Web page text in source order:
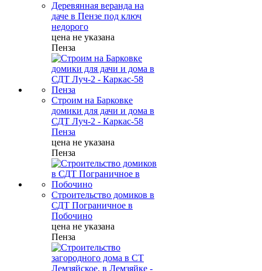
Деревянная веранда на
даче в Пензе под ключ
недорого
цена не указана
Пенза
Строим на Барковке
домики для дачи и дома в
СДТ Луч-2 - Каркас-58
Пенза
цена не указана
Пенза
Строительство домиков в
СДТ Пограничное в
Побочино
цена не указана
Пенза